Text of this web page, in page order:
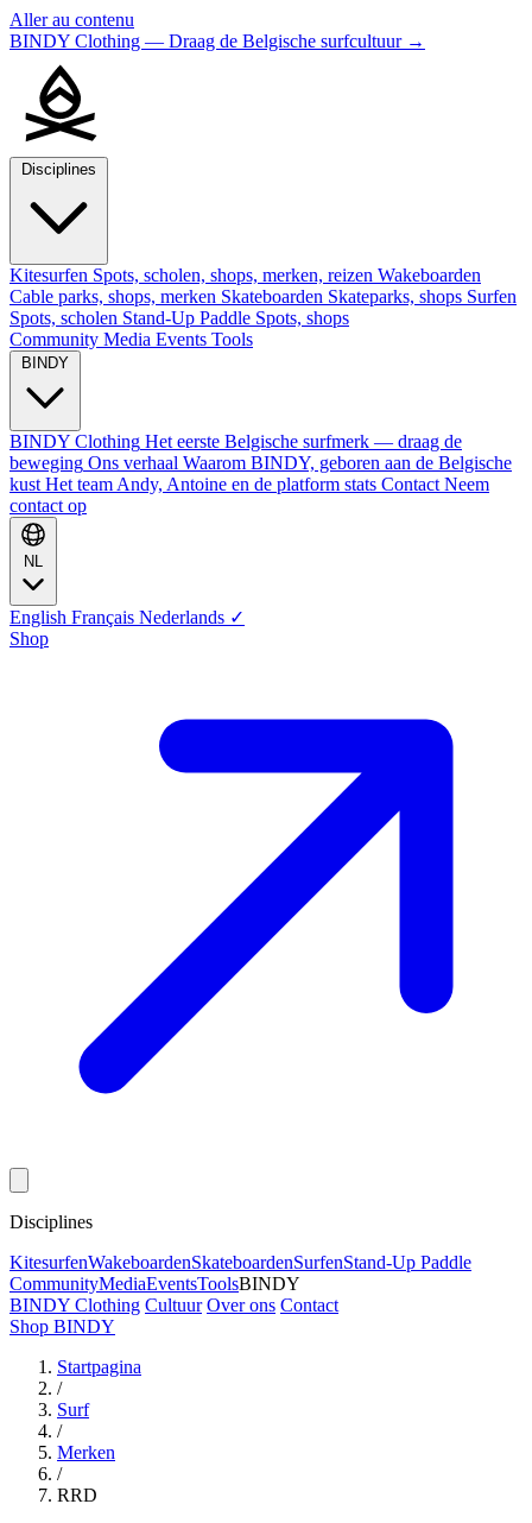
Aller au contenu
BINDY Clothing — Draag de Belgische surfcultuur →
Kitesurfen Spots, scholen, shops, merken, reizen Wakeboarden
Cable parks, shops, merken Skateboarden Skateparks, shops Surfen
Spots, scholen Stand-Up Paddle Spots, shops
Community Media Events Tools
BINDY Clothing Het eerste Belgische surfmerk — draag de
beweging Ons verhaal Waarom BINDY, geboren aan de Belgische
kust Het team Andy, Antoine en de platform stats Contact Neem
contact op
English Français Nederlands ✓
Shop
Disciplines
KitesurfenWakeboardenSkateboardenSurfenStand-Up Paddle
CommunityMediaEventsToolsBINDY
BINDY Clothing Cultuur Over ons Contact
Shop BINDY
Startpagina
/
Surf
/
Merken
/
RRD